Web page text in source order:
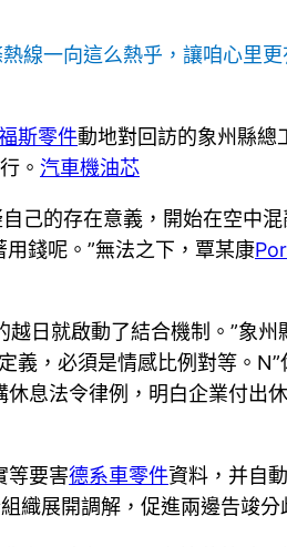
線一向這么熱乎，讓咱心里
斯零件動地對回訪的象州縣總
。 汽車機油芯
己的存在意義，開始在空中
錢呢。”無法之下，覃某康
日就啟動了結合機制。”象州
義，必須是情感比例對等。
息法令律例，明白企業付出
等要害德系車零件資料，并自
織展開調解，促進兩邊告竣分